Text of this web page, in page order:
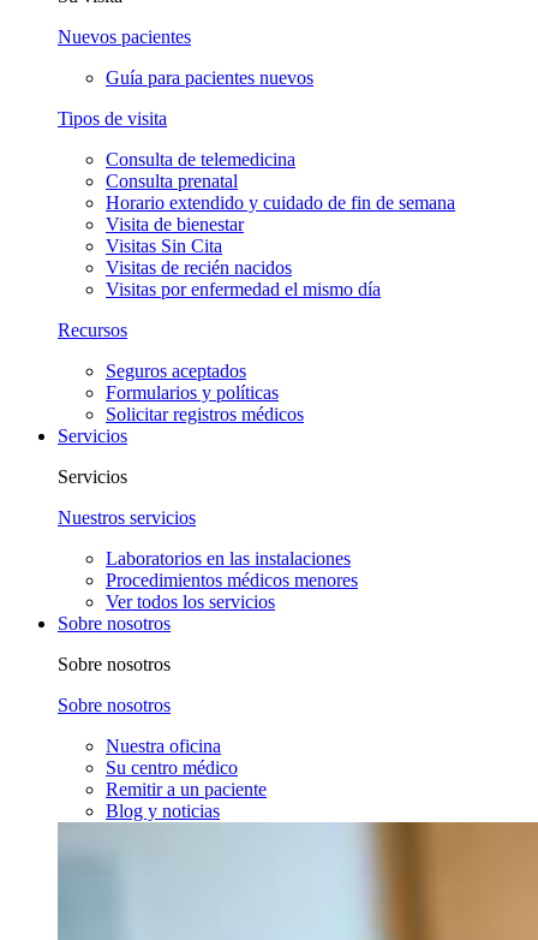
Nuevos pacientes
Guía para pacientes nuevos
Tipos de visita
Consulta de telemedicina
Consulta prenatal
Horario extendido y cuidado de fin de semana
Visita de bienestar
Visitas Sin Cita
Visitas de recién nacidos
Visitas por enfermedad el mismo día
Recursos
Seguros aceptados
Formularios y políticas
Solicitar registros médicos
Servicios
Servicios
Nuestros servicios
Laboratorios en las instalaciones
Procedimientos médicos menores
Ver todos los servicios
Sobre nosotros
Sobre nosotros
Sobre nosotros
Nuestra oficina
Su centro médico
Remitir a un paciente
Blog y noticias